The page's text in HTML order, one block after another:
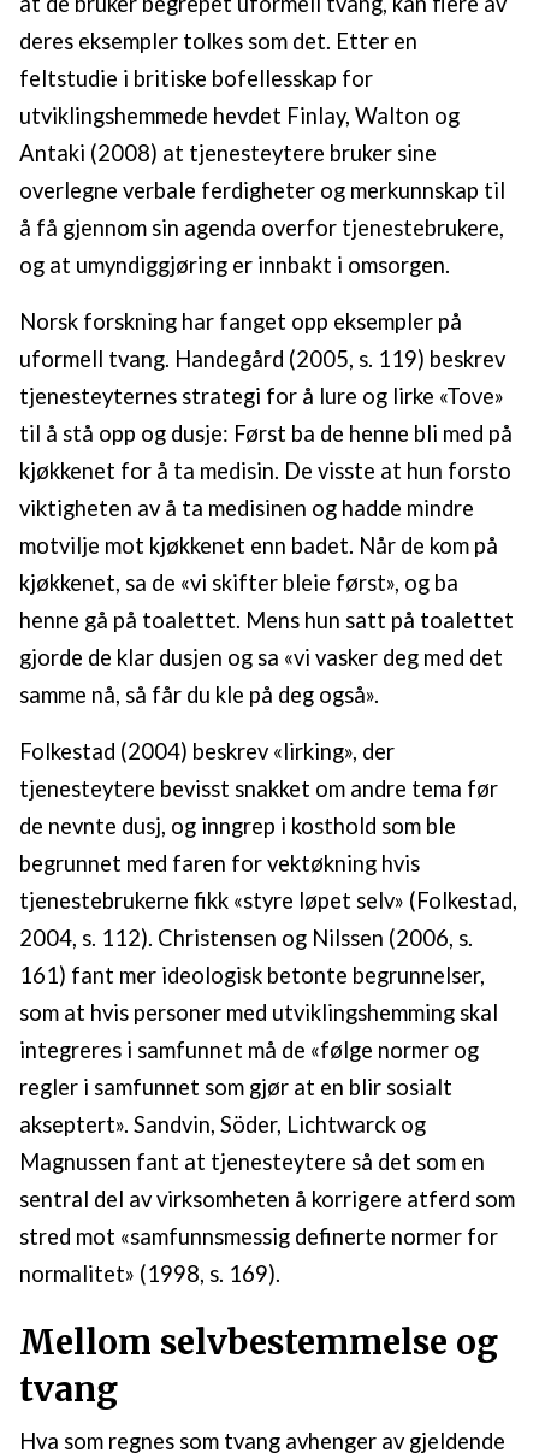
deres eksempler tolkes som det. Etter en
feltstudie i britiske bofellesskap for
utviklingshemmede hevdet Finlay, Walton og
Antaki (2008) at tjenesteytere bruker sine
overlegne verbale ferdigheter og merkunnskap til
å få gjennom sin agenda overfor tjenestebrukere,
og at umyndiggjøring er innbakt i omsorgen.
Norsk forskning har fanget opp eksempler på
uformell tvang. Handegård (2005, s. 119) beskrev
tjenesteyternes strategi for å lure og lirke «Tove»
til å stå opp og dusje: Først ba de henne bli med på
kjøkkenet for å ta medisin. De visste at hun forsto
viktigheten av å ta medisinen og hadde mindre
motvilje mot kjøkkenet enn badet. Når de kom på
kjøkkenet, sa de «vi skifter bleie først», og ba
henne gå på toalettet. Mens hun satt på toalettet
gjorde de klar dusjen og sa «vi vasker deg med det
samme nå, så får du kle på deg også».
Folkestad (2004) beskrev «lirking», der
tjenesteytere bevisst snakket om andre tema før
de nevnte dusj, og inngrep i kosthold som ble
begrunnet med faren for vektøkning hvis
tjenestebrukerne fikk «styre løpet selv» (Folkestad,
2004, s. 112). Christensen og Nilssen (2006, s.
161) fant mer ideologisk betonte begrunnelser,
som at hvis personer med utviklingshemming skal
integreres i samfunnet må de «følge normer og
regler i samfunnet som gjør at en blir sosialt
akseptert». Sandvin, Söder, Lichtwarck og
Magnussen fant at tjenesteytere så det som en
sentral del av virksomheten å korrigere atferd som
stred mot «samfunnsmessig definerte normer for
normalitet» (1998, s. 169).
Mellom selvbestemmelse og
tvang
Hva som regnes som tvang avhenger av gjeldende